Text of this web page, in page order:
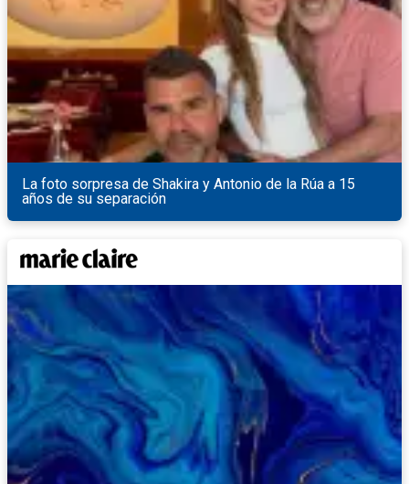
La foto sorpresa de Shakira y Antonio de la Rúa a 15
años de su separación